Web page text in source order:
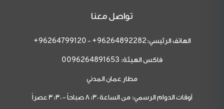
تواصل معنا
الهاتف الرئيسي: 96264892282+
-
96264799120+
فاكس الهيئة: 0096264891653
مطار عمان المدني
أوقات الدوام الرسمي: من الساعة 8:30 صباحاً - 3:30 عصراً